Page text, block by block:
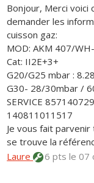
Bonjour, Merci voici
demander les
cuisson gaz:
MOD: AKM 407/
Cat: II2E+3+
G20/G25 mbar :
G30- 28/30mbar /
SERVICE
140811011517
Je vous fait
se trouve la
Laure
6 ptsle 07